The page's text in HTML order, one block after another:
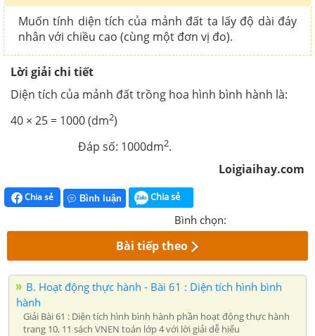
Muốn tính diện tích của mảnh đất ta lấy độ dài đáy
nhân với chiều cao (cùng một đơn vị đo).
Lời giải chi tiết
Diện tích của mảnh đất trồng hoa hình bình hành là:
40 × 25 = 1000 (dm2)
Đáp số: 1000dm2.
Loigiaihay.com
Chia sẻ Bình luận Chia sẻ
Bình chọn:
Bài tiếp theo
B. Hoạt động thực hành - Bài 61 : Diện tích hình bình
hành
Giải Bài 61 : Diện tích hình bình hành phần hoạt động thực hành
trang 10, 11 sách VNEN toán lớp 4 với lời giải dễ hiểu